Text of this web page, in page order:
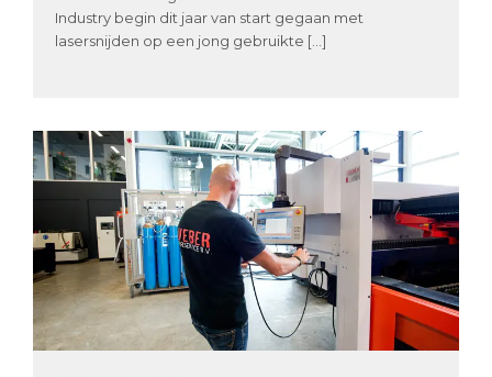
Industry begin dit jaar van start gegaan met
lasersnijden op een jong gebruikte […]